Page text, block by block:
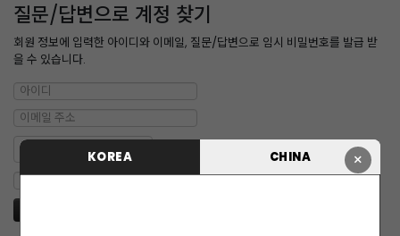
×
KOREA CHINA
질문/답변으로 계정 찾기
회원 정보에 입력한 아이디와 이메일, 질문/답변으로 임시 비밀번호를 발급 받
을 수 있습니다.